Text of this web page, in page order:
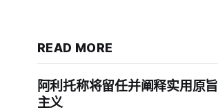
READ MORE
阿利托称将留任并阐释实用原旨
主义